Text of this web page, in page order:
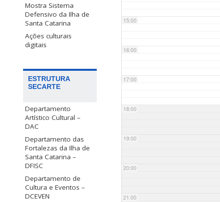
Mostra Sistema
Defensivo da Ilha de
Santa Catarina
Ações culturais
digitais
ESTRUTURA
SECARTE
Departamento
Artístico Cultural –
DAC
Departamento das
Fortalezas da Ilha de
Santa Catarina –
DFISC
Departamento de
Cultura e Eventos –
DCEVEN
15:00
16:00
17:00
18:00
19:00
20:00
21:00